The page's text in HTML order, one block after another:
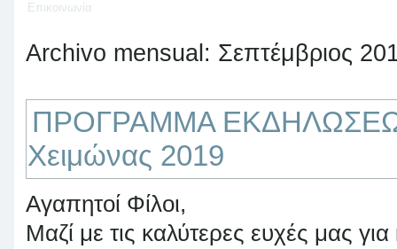
Επικοινωνία
Archivo mensual: Σεπτέμβριος
ΠΡΟΓΡΑΜΜΑ
Xειμώνας 2019
Αγαπητοί Φίλοι,
Μαζί με τις καλύτερες ευχές μας